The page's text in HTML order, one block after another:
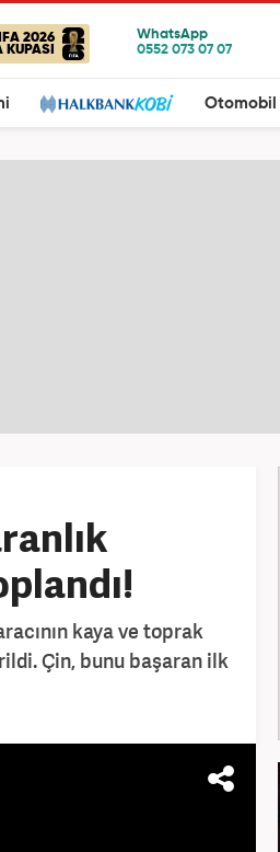
2026
KUPASI
Otomobil
kaya ve toprak
Çin, bunu başaran ilk